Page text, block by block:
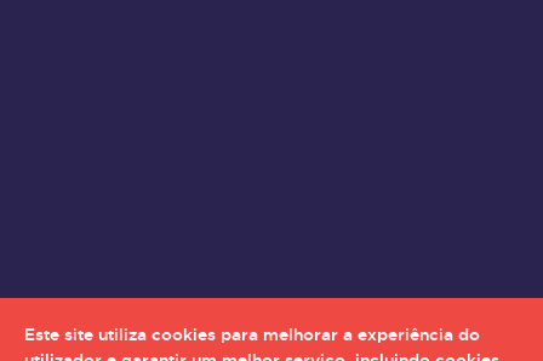
Este site utiliza cookies para melhorar a experiência do